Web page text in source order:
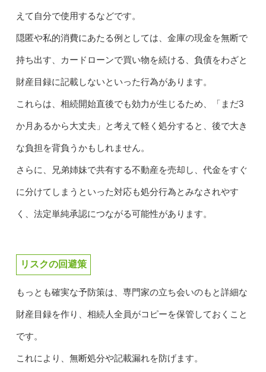
えて自分で使用するなどです。
隠匿や私的消費にあたる例としては、金庫の現金を無断で
持ち出す、カードローンで買い物を続ける、負債をわざと
財産目録に記載しないといった行為があります。
これらは、相続開始直後でも効力が生じるため、「まだ3
か月あるから大丈夫」と考えて軽く処分すると、後で大き
な負担を背負うかもしれません。
さらに、兄弟姉妹で共有する不動産を売却し、代金をすぐ
に分けてしまうといった対応も処分行為とみなされやす
く、法定単純承認につながる可能性があります。
リスクの回避策
もっとも確実な予防策は、専門家の立ち会いのもと詳細な
財産目録を作り、相続人全員がコピーを保管しておくこと
です。
これにより、無断処分や記載漏れを防げます。